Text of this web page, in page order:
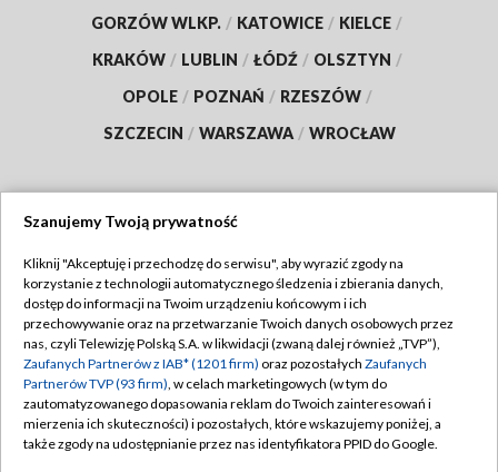
GORZÓW WLKP. / KATOWICE / KIELCE /
KRAKÓW / LUBLIN / ŁÓDŹ / OLSZTYN /
OPOLE / POZNAŃ / RZESZÓW /
SZCZECIN / WARSZAWA / WROCŁAW
TVP
Abonament TVP
Emisja w TVP
Centrum informacji TVP
Naziemna Telewizja Cyfrowa
Regulamin TVP
Polityka prywatności
Moje zgody
Pomoc
Szanujemy Twoją prywatność
Kliknij "Akceptuję i przechodzę do serwisu", aby wyrazić zgody na
korzystanie z technologii automatycznego śledzenia i zbierania danych,
dostęp do informacji na Twoim urządzeniu końcowym i ich
przechowywanie oraz na przetwarzanie Twoich danych osobowych przez
nas, czyli Telewizję Polską S.A. w likwidacji (zwaną dalej również „TVP”),
Zaufanych Partnerów z IAB* (1201 firm) oraz pozostałych Zaufanych
Partnerów TVP (93 firm), w celach marketingowych (w tym do
zautomatyzowanego dopasowania reklam do Twoich zainteresowań i
mierzenia ich skuteczności) i pozostałych, które wskazujemy poniżej, a
także zgody na udostępnianie przez nas identyfikatora PPID do Google.